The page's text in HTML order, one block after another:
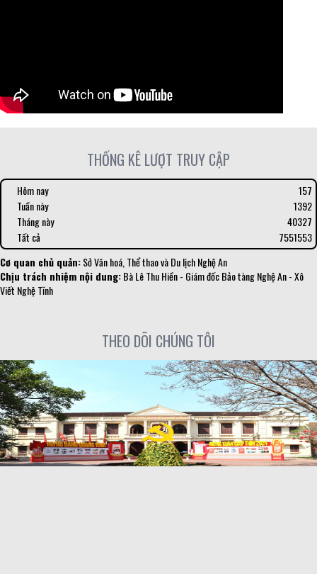
THỐNG KÊ LƯỢT TRUY CẬP
Hôm nay
157
Tuần này
1392
Tháng này
40327
Tất cả
7551553
Cơ quan chủ quản:Sở Văn hoá, Thể thao và Du lịch Nghệ An
Chịu trách nhiệm nội dung:Bà Lê Thu Hiền - Giám đốc Bảo tàng Nghệ An - Xô
Viết Nghệ Tĩnh
THEO DÕI CHÚNG TÔI